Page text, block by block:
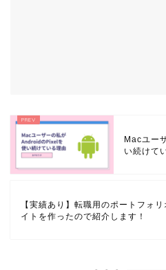
Macユー
い続けて
【実績あり】転職用のポートフォリ
イトを作ったので紹介します！